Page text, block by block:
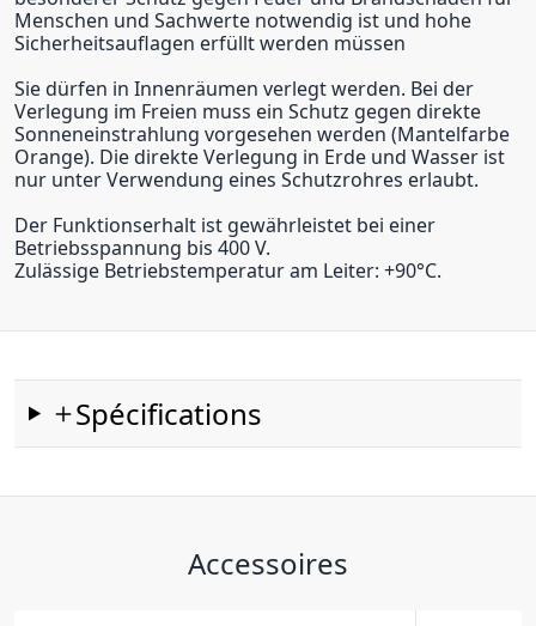
Menschen und Sachwerte notwendig ist und hohe
Sicherheitsauflagen erfüllt werden müssen
Sie dürfen in Innenräumen verlegt werden. Bei der
Verlegung im Freien muss ein Schutz gegen direkte
Sonneneinstrahlung vorgesehen werden (Mantelfarbe
Orange). Die direkte Verlegung in Erde und Wasser ist
nur unter Verwendung eines Schutzrohres erlaubt.
Der Funktionserhalt ist gewährleistet bei einer
Betriebsspannung bis 400 V.
Zulässige Betriebstemperatur am Leiter: +90°C.
Spécifications
Accessoires